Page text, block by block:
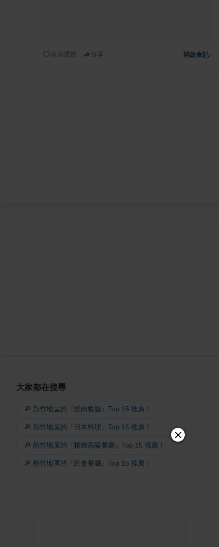
表示讚賞 分享 開啟食記›
大家都在搜尋
🔎 新竹地區的『燒肉餐廳』Top 15 推薦！
🔎 新竹地區的『日本料理』Top 15 推薦！
🔎 新竹地區的『精緻高級餐廳』Top 15 推薦！
🔎 新竹地區的『約會餐廳』Top 15 推薦！